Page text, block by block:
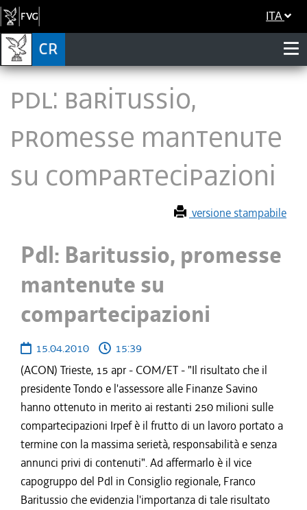
ITA
Pdl: Baritussio,
promesse mantenute
su compartecipazioni
versione stampabile
Pdl: Baritussio, promesse
mantenute su
compartecipazioni
15.04.2010
15:39
(ACON) Trieste, 15 apr - COM/ET - "Il risultato che il
presidente Tondo e l'assessore alle Finanze Savino
hanno ottenuto in merito ai restanti 250 milioni sulle
compartecipazioni Irpef è il frutto di un lavoro portato a
termine con la massima serietà, responsabilità e senza
annunci privi di contenuti". Ad affermarlo è il vice
capogruppo del Pdl in Consiglio regionale, Franco
Baritussio che evidenzia l'importanza di tale risultato